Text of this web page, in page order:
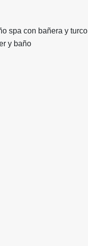
spa con bañera y turco
y baño